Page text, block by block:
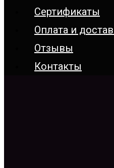
Сертификаты
Оплата и
Отзывы
Контакты